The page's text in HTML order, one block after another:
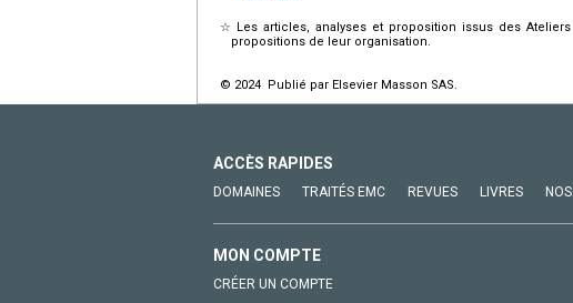
☆ Les articles, analyses et proposition issus des
propositions de leur organisation.
© 2024 Publié par Elsevier Masson SAS.
ACCÈS RAPIDES
DOMAINES TRAITÉS EMC REVUES LIVRES
MON COMPTE
CRÉER UN COMPTE